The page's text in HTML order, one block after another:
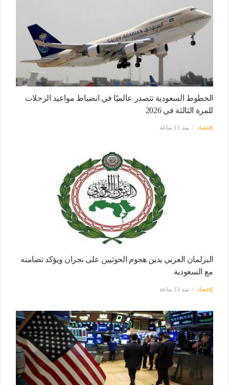
الخطوط السعودية تتصدر عالميًا في انضباط مواعيد الرحلات
للمرة الثالثة في 2026
إقتصاد منذ 13 ساعة
البرلمان العربي يدين هجوم الحوثيين على نجران ويؤكد تضامنه
مع السعودية
إقتصاد منذ 13 ساعة